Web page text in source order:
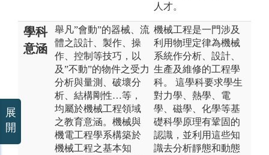
人才。
學科
意涵
舉凡”會動”的器械、流
體之設計、製作、操
作、控制等技巧，以
及”不動”的物件之受力
分析與量測、破壞分
析、結構剛性…等，
均屬於機械工程領域
之教育意涵。機械與
機電工程學系構築於
機械工程之基本知
機械工程是一門涉及
利用物理定律為機械
系統作分析、設計、
生產及維修的工程學
科。 這學科要求學生
對力學、熱學、電
學、磁學、化學等基
礎科學原理有鞏固的
認識，並利用這些知
識去分析靜態和動態
展
開